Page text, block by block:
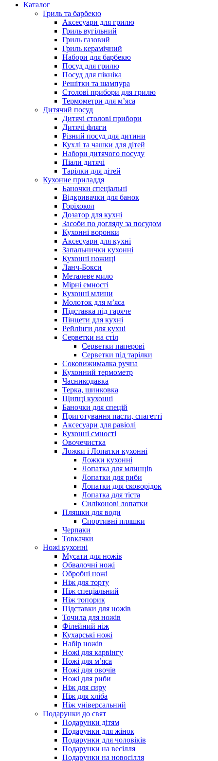
Каталог
Гриль та барбекю
Аксесуари для грилю
Гриль вугільний
Гриль газовий
Гриль керамічний
Набори для барбекю
Посуд для грилю
Посуд для пікніка
Решітки та шампура
Столові прибори для грилю
Термометри для м’яса
Дитячий посуд
Дитячі столові прибори
Дитячі фляги
Різний посуд для дитини
Кухлі та чашки для дітей
Набори дитячого посуду
Піали дитячі
Тарілки для дітей
Кухонне приладдя
Баночки спеціальні
Відкривачки для банок
Горіхокол
Дозатор для кухні
Засоби по догляду за посудом
Кухонні воронки
Аксесуари для кухні
Запальнички кухонні
Кухонні ножиці
Ланч-Бокси
Металеве мило
Мірні ємності
Кухонні млини
Молоток для м’яса
Підставка під гаряче
Пінцети для кухні
Рейлінги для кухні
Серветки на стіл
Серветки паперові
Серветки під тарілки
Соковижималка ручна
Кухонний термометр
Часникодавка
Терка, шинковка
Щипці кухонні
Баночки для спецій
Приготування пасти, спагетті
Аксесуари для равіолі
Кухонні ємності
Овочечистка
Ложки і Лопатки кухонні
Ложки кухонні
Лопатка для млинців
Лопатки для риби
Лопатки для сковорідок
Лопатка для тіста
Силіконові лопатки
Пляшки для води
Спортивні пляшки
Черпаки
Товкачки
Ножі кухонні
Мусати для ножів
Обвалочні ножі
Обробні ножі
Ніж для торту
Ніж спеціальний
Ніж топорик
Підставки для ножів
Точила для ножів
Філейний ніж
Кухарські ножі
Набір ножів
Ножі для карвінгу
Ножі для м’яса
Ножі для овочів
Ножі для риби
Ніж для сиру
Ніж для хліба
Ніж універсальний
Подарунки до свят
Подарунки дітям
Подарунки для жінок
Подарунки для чоловіків
Подарунки на весілля
Подарунки на новосілля